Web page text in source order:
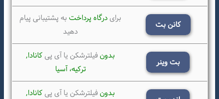
کانن بت
برایدرگاه پرداختبه پشتیبانی پیام
دهید
بت وینر
بدونفیلترشکن یا آی پیکانادا,
ترکیه، آسیا
بدونفیلترشکن یا آی پیکانادا,